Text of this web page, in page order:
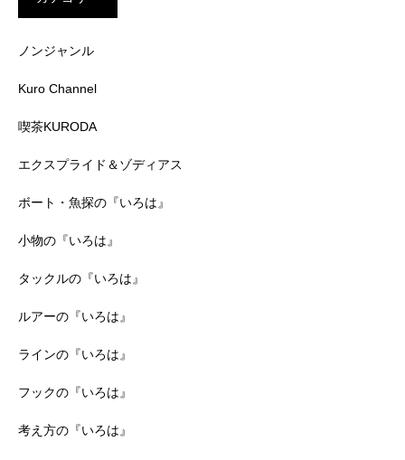
ノンジャンル
Kuro Channel
喫茶KURODA
エクスプライド＆ゾディアス
ボート・魚探の『いろは』
小物の『いろは』
タックルの『いろは』
ルアーの『いろは』
ラインの『いろは』
フックの『いろは』
考え方の『いろは』